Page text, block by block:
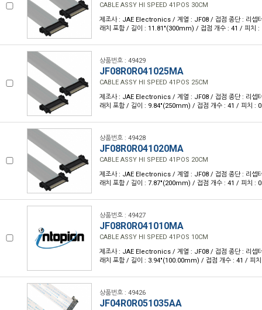
CABLE ASSY HI SPEED 41POS 30CM
제조사 : JAE Electronics / 계열 : JF08 / 접점 종단 : 리셉
래치 포함 / 길이 : 11.81"(300mm) / 접점 개수 : 41 / 피치
상품번호 : 49429
JF08R0R041025MA
CABLE ASSY HI SPEED 41POS 25CM
제조사 : JAE Electronics / 계열 : JF08 / 접점 종단 : 리셉
래치 포함 / 길이 : 9.84"(250mm) / 접점 개수 : 41 / 피치 :
상품번호 : 49428
JF08R0R041020MA
CABLE ASSY HI SPEED 41POS 20CM
제조사 : JAE Electronics / 계열 : JF08 / 접점 종단 : 리셉
래치 포함 / 길이 : 7.87"(200mm) / 접점 개수 : 41 / 피치 :
상품번호 : 49427
JF08R0R041010MA
CABLE ASSY HI SPEED 41POS 10CM
제조사 : JAE Electronics / 계열 : JF08 / 접점 종단 : 리셉
래치 포함 / 길이 : 3.94"(100.00mm) / 접점 개수 : 41 / 피
상품번호 : 49426
JF04R0R051035AA